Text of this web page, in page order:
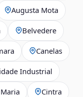
Augusta Mota
Belvedere
Canelas
Industrial
Cintra